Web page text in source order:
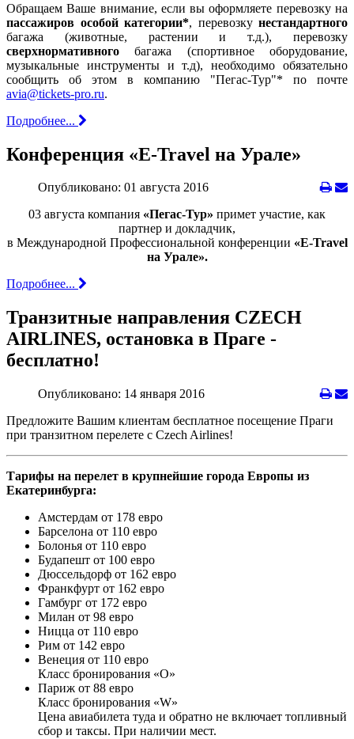
Обращаем Ваше внимание, если вы оформляете перевозку на
пассажиров особой категории*, перевозку нестандартного
багажа (животные, растении и т.д.), перевозку
сверхнормативного багажа (спортивное оборудование,
музыкальные инструменты и т.д), необходимо обязательно
сообщить об этом в компанию "Пегас-Тур"* по почте
avia@tickets-pro.ru.
Подробнее...
Конференция «E-Travel на Урале»
Опубликовано: 01 августа 2016
03 августа компания «Пегас-Тур» примет участие, как
партнер и докладчик,
в Международной Профессиональной конференции «E-Travel
на Урале».
Подробнее...
Транзитные направления CZECH
AIRLINES, остановка в Праге -
бесплатно!
Опубликовано: 14 января 2016
Предложите Вашим клиентaм бесплатное посещение Праги
при транзитном перелете с Czech Airlines!
Тарифы на перелет в крупнейшие города Европы из
Екатеринбурга:
Амстердам от 178 евро
Барселона от 110 евро
Болонья от 110 евро
Будапешт от 100 евро
Дюссельдорф от 162 евро
Франкфурт от 162 евро
Гамбург от 172 евро
Милан от 98 евро
Ницца от 110 евро
Рим от 142 евро
Венеция от 110 евро
Класс бронирования «О»
Париж от 88 евро
Класс бронирования «W»
Цена авиабилета туда и обратно не включает топливный
сбор и таксы. При наличии мест.